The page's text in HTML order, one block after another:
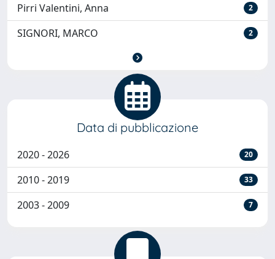
Pirri Valentini, Anna 2
SIGNORI, MARCO 2
Data di pubblicazione
2020 - 2026 20
2010 - 2019 33
2003 - 2009 7